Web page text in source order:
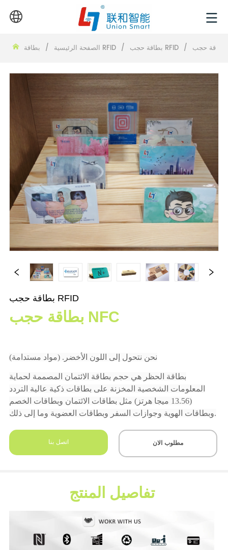
الصفحة الرئيسية / بطاقة RFID / بطاقة حجب RFID /
بطاقة حجب RFID
بطاقة حجب NFC
اتصل بنا مطلوب الان
تفاصيل المنتج